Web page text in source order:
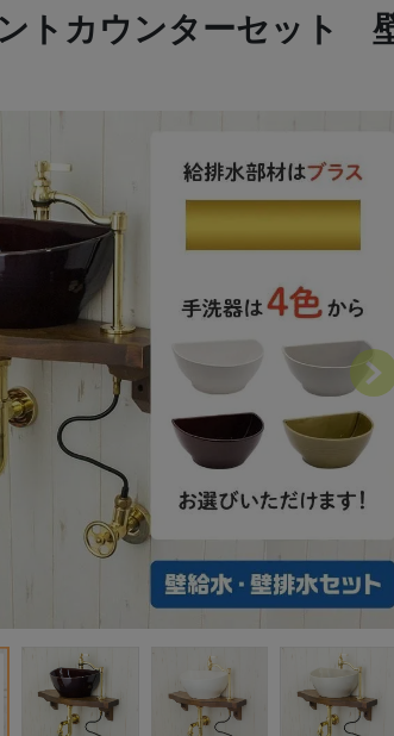
トカウンターセット